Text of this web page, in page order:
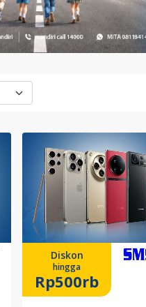
Diskon
hingga
Rp500rb